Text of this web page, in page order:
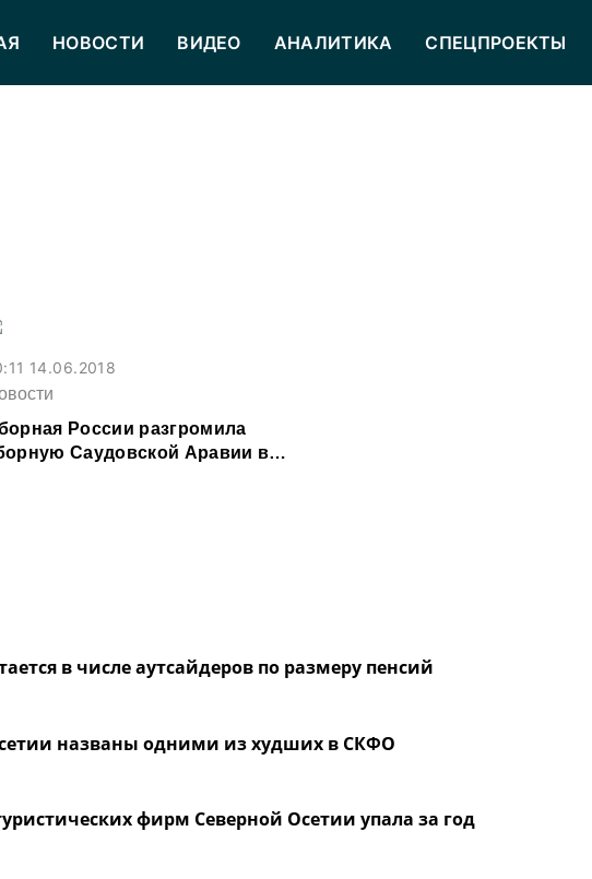
НОВОСТИ ВИДЕО АНАЛИТИКА СПЕЦПРОЕКТЫ
в числе аутсайдеров по размеру пенсий
названы одними из худших в СКФО
фирм Северной Осетии упала за год
14.06.2018
России разгромила
Саудовской Аравии в